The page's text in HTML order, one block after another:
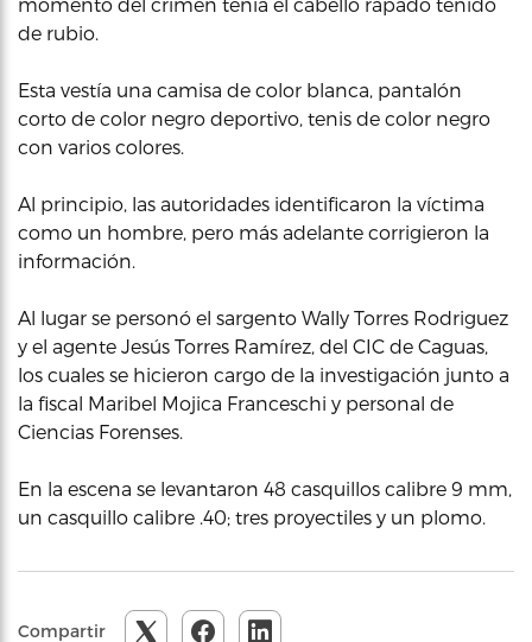
de rubio.
Esta vestía una camisa de color blanca, pantalón
corto de color negro deportivo, tenis de color negro
con varios colores.
Al principio, las autoridades identificaron la víctima
como un hombre, pero más adelante corrigieron la
información.
Al lugar se personó el sargento Wally Torres Rodriguez
y el agente Jesús Torres Ramírez, del CIC de Caguas,
los cuales se hicieron cargo de la investigación junto a
la fiscal Maribel Mojica Franceschi y personal de
Ciencias Forenses.
En la escena se levantaron 48 casquillos calibre 9 mm,
un casquillo calibre .40; tres proyectiles y un plomo.
Compartir